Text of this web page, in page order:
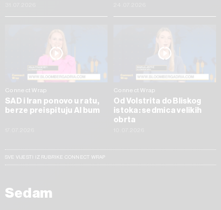
Connect Wrap
SAD i Iran ponovo u ratu,
berze preispituju AI bum
Connect Wrap
Od Volstrita do Bliskog
istoka: sedmica velikih
obrta
SVE VIJESTI IZ RUBRIKE CONNECT WRAP
Sedam